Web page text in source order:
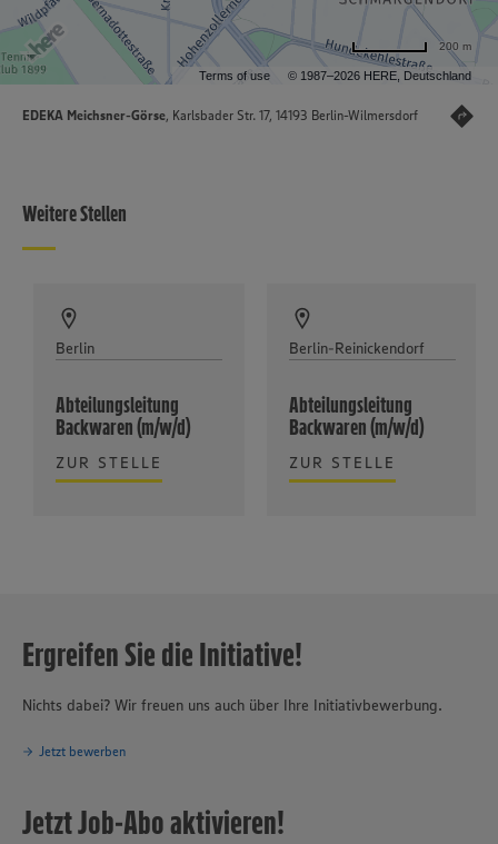
Terms of use © 1987–2026 HERE, Deutschland
200 m
EDEKA Meichsner-Görse, Karlsbader Str. 17, 14193 Berlin-Wilmersdorf
Weitere Stellen
Berlin
Abteilungsleitung
Backwaren (m/w/d)
ZUR STELLE
Berlin-Reinickendorf
Abteilungsleitung
Backwaren (m/w/d)
ZUR STELLE
Ergreifen Sie die Initiative!
Nichts dabei? Wir freuen uns auch über Ihre Initiativbewerbung.
Jetzt bewerben
Jetzt Job-Abo aktivieren!